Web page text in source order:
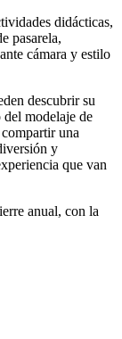
didácticas,
pasarela,
cámara y estilo
descubrir su
modelaje de
una
y
que van
anual, con la